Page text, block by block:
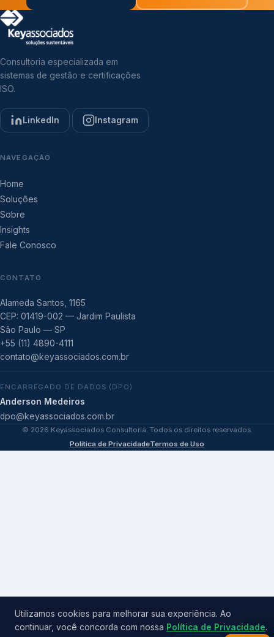
Consultoria especializada em
sistemas de gestão e certificações
ISO.
LinkedIn Instagram
NAVEGAÇÃO
Home
Soluções
Sobre
Insights
Fale Conosco
CONTATO
Alameda Santos, 1165
CEP: 01419-002 — Jardim Paulista
São Paulo — SP
+55 (11) 4890-4111
contato@keyassociados.com.br
ENCARREGADO DE DADOS (DPO)
Anderson Medeiros
dpo@keyassociados.com.br
© 2026 Keyassociados Consultoria. Todos os direitos reservados.
Política de PrivacidadeTermos de Uso
Utilizamos cookies para melhorar sua experiência. Ao
continuar, você concorda com nossa Política de Privacidade.